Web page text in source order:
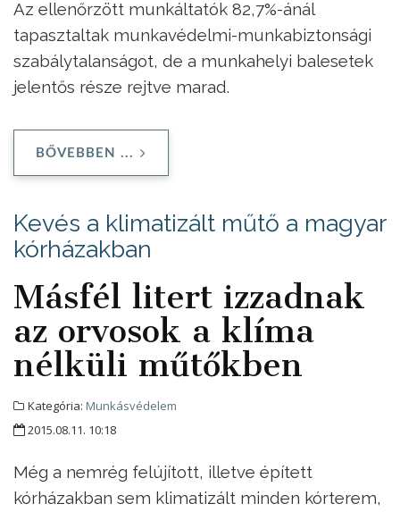
Az ellenőrzött munkáltatók 82,7%-ánál
tapasztaltak munkavédelmi-munkabiztonsági
szabálytalanságot, de a munkahelyi balesetek
jelentős része rejtve marad.
BŐVEBBEN ...
Kevés a klimatizált műtő a magyar
kórházakban
Másfél litert izzadnak
az orvosok a klíma
nélküli műtőkben
Kategória: Munkásvédelem
2015.08.11. 10:18
Még a nemrég felújított, illetve épített
kórházakban sem klimatizált minden kórterem,